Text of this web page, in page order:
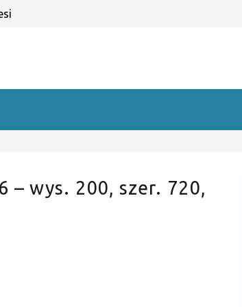
– wys. 200, szer. 720,